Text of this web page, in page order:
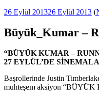
Yayım
26 Eylül 201326 Eylül 2013 (
Büyük_Kumar –
“BÜYÜK KUMAR –
27 EYLÜL’DE
Başrollerinde Justin
muhteşem aksiyon “BÜYÜK